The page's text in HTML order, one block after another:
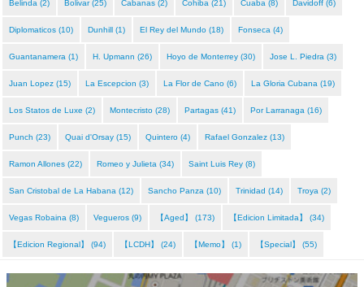
Belinda (2) Bolivar (25) Cabanas (2) Cohiba (21) Cuaba (8) Davidoff (6)
Diplomaticos (10) Dunhill (1) El Rey del Mundo (18) Fonseca (4)
Guantanamera (1) H. Upmann (26) Hoyo de Monterrey (30) Jose L. Piedra (3)
Juan Lopez (15) La Escepcion (3) La Flor de Cano (6) La Gloria Cubana (19)
Los Statos de Luxe (2) Montecristo (28) Partagas (41) Por Larranaga (16)
Punch (23) Quai d'Orsay (15) Quintero (4) Rafael Gonzalez (13)
Ramon Allones (22) Romeo y Julieta (34) Saint Luis Rey (8)
San Cristobal de La Habana (12) Sancho Panza (10) Trinidad (14) Troya (2)
Vegas Robaina (8) Vegueros (9) 【Aged】 (173) 【Edicion Limitada】 (34)
【Edicion Regional】 (94) 【LCDH】 (24) 【Memo】 (1) 【Special】 (55)